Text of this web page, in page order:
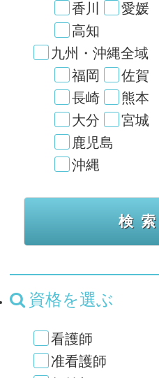
香川
愛媛
高知
九州・沖縄全域
福岡
佐賀
長崎
熊本
大分
宮城
鹿児島
沖縄
資格を選ぶ
看護師
准看護師